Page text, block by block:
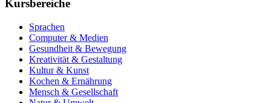
Kursbereiche
Sprachen
Computer & Medien
Gesundheit & Bewegung
Kreativität & Gestaltung
Kultur & Kunst
Kochen & Ernährung
Mensch & Gesellschaft